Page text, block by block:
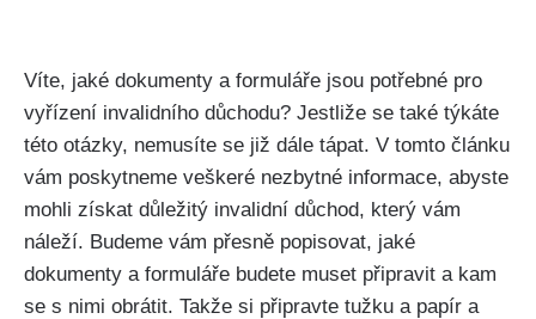
Víte, jaké dokumenty a formuláře jsou potřebné pro
vyřízení invalidního důchodu? Jestliže se také týkáte
této otázky, nemusíte se již dále tápat. V tomto článku
vám poskytneme veškeré nezbytné informace, abyste
mohli získat důležitý invalidní důchod, který vám
náleží. Budeme vám přesně popisovat, jaké
dokumenty a formuláře budete muset připravit a kam
se s nimi obrátit. Takže si připravte tužku a papír a